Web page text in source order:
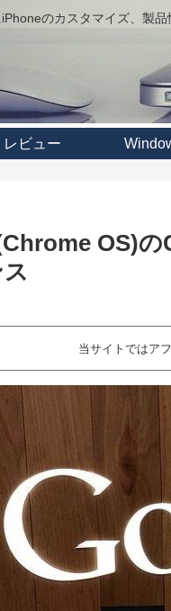
のカスタマイズ、製品
レビュー
OS)
当サイトではア